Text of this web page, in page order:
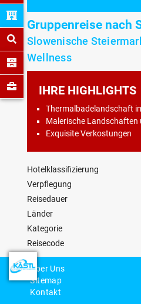
Gruppenreise nach
Slowenische
Wellness
IHRE HIGHLIGHTS
Thermalbadelandschaft
Malerische
Exquisite Verkostungen
Hotelklassifizierung
Verpflegung
Reisedauer
Länder
Kategorie
Reisecode
Über Uns
Sitemap
Kontakt